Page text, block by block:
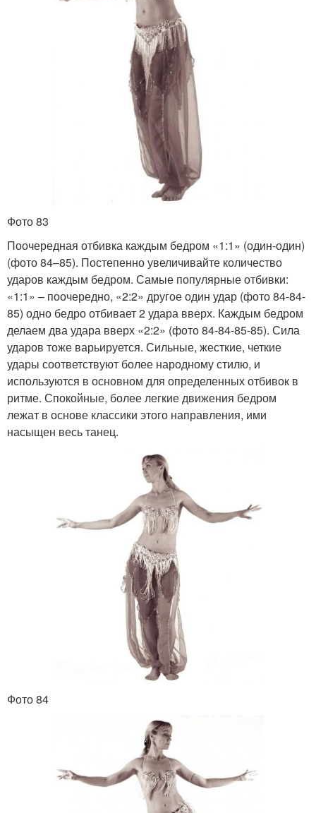
Фото 83
Поочередная отбивка каждым бедром «1:1» (один-один)
(фото 84–85). Постепенно увеличивайте количество
ударов каждым бедром. Самые популярные отбивки:
«1:1» – поочередно, «2:2» другое один удар (фото 84-84-
85) одно бедро отбивает 2 удара вверх. Каждым бедром
делаем два удара вверх «2:2» (фото 84-84-85-85). Сила
ударов тоже варьируется. Сильные, жесткие, четкие
удары соответствуют более народному стилю, и
используются в основном для определенных отбивок в
ритме. Спокойные, более легкие движения бедром
лежат в основе классики этого направления, ими
насыщен весь танец.
Фото 84